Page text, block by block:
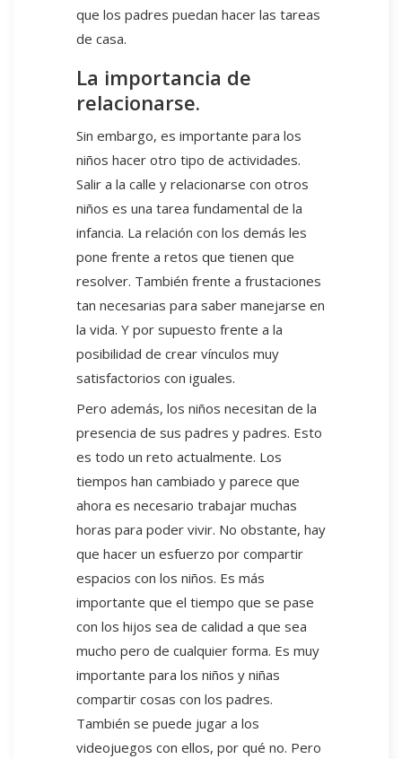
que los padres puedan hacer las tareas
de casa.
La importancia de
relacionarse.
Sin embargo, es importante para los
niños hacer otro tipo de actividades.
Salir a la calle y relacionarse con otros
niños es una tarea fundamental de la
infancia. La relación con los demás les
pone frente a retos que tienen que
resolver. También frente a frustaciones
tan necesarias para saber manejarse en
la vida. Y por supuesto frente a la
posibilidad de crear vínculos muy
satisfactorios con iguales.
Pero además, los niños necesitan de la
presencia de sus padres y padres. Esto
es todo un reto actualmente. Los
tiempos han cambiado y parece que
ahora es necesario trabajar muchas
horas para poder vivir. No obstante, hay
que hacer un esfuerzo por compartir
espacios con los niños. Es más
importante que el tiempo que se pase
con los hijos sea de calidad a que sea
mucho pero de cualquier forma. Es muy
importante para los niños y niñas
compartir cosas con los padres.
También se puede jugar a los
videojuegos con ellos, por qué no. Pero